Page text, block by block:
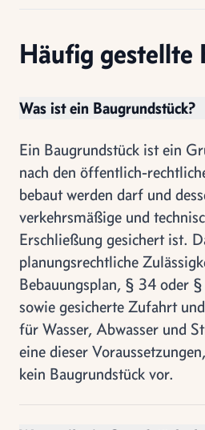
Häufig gestellte
Was ist ein Baugrundstück?
Ein Baugrundstück ist ein
nach den öffentlich-
bebaut werden darf und
verkehrsmäßige und
Erschließung gesichert ist.
planungsrechtliche
Bebauungsplan, § 34 oder
sowie gesicherte Zufahrt
für Wasser, Abwasser und
eine dieser
kein Baugrundstück vor.